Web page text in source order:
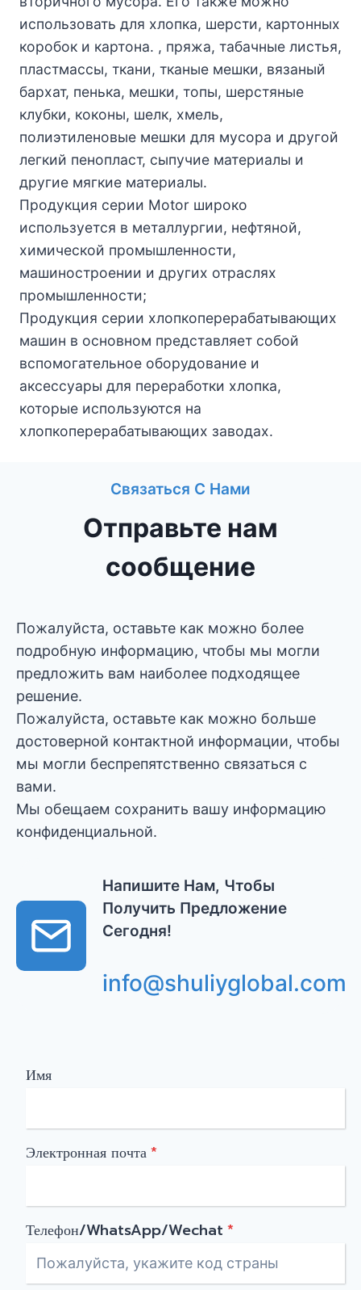
использовать для хлопка, шерсти, картонных
коробок и картона. , пряжа, табачные листья,
пластмассы, ткани, тканые мешки, вязаный
бархат, пенька, мешки, топы, шерстяные
клубки, коконы, шелк, хмель,
полиэтиленовые мешки для мусора и другой
легкий пенопласт, сыпучие материалы и
другие мягкие материалы.
Продукция серии Motor широко
используется в металлургии, нефтяной,
химической промышленности,
машиностроении и других отраслях
промышленности;
Продукция серии хлопкоперерабатывающих
машин в основном представляет собой
вспомогательное оборудование и
аксессуары для переработки хлопка,
которые используются на
хлопкоперерабатывающих заводах.
Связаться С Нами
Отправьте нам
сообщение
Пожалуйста, оставьте как можно более
подробную информацию, чтобы мы могли
предложить вам наиболее подходящее
решение.
Пожалуйста, оставьте как можно больше
достоверной контактной информации, чтобы
мы могли беспрепятственно связаться с
вами.
Мы обещаем сохранить вашу информацию
конфиденциальной.
Напишите Нам, Чтобы
Получить Предложение
Сегодня!
info@shuliyglobal.com
Имя
Электронная почта*
Телефон/WhatsApp/Wechat *